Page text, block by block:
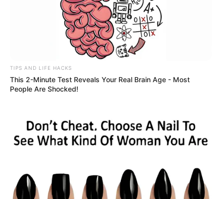
TIPS AND LIFE HACKS
This 2-Minute Test Reveals Your Real Brain Age - Most
People Are Shocked!